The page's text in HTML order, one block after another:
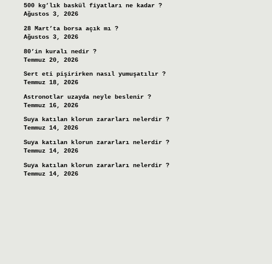
500 kg’lık baskül fiyatları ne kadar ?
Ağustos 3, 2026
28 Mart’ta borsa açık mı ?
Ağustos 3, 2026
80’in kuralı nedir ?
Temmuz 20, 2026
Sert eti pişirirken nasıl yumuşatılır ?
Temmuz 18, 2026
Astronotlar uzayda neyle beslenir ?
Temmuz 16, 2026
Suya katılan klorun zararları nelerdir ?
Temmuz 14, 2026
Suya katılan klorun zararları nelerdir ?
Temmuz 14, 2026
Suya katılan klorun zararları nelerdir ?
Temmuz 14, 2026